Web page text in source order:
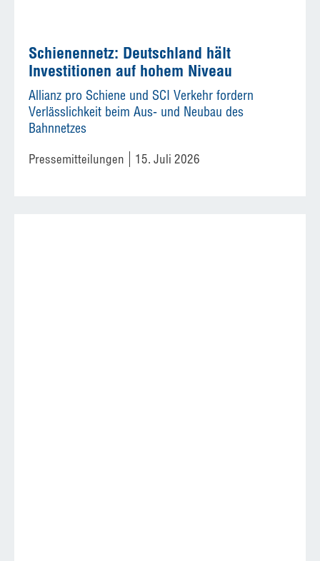
Schienennetz: Deutschland hält
Investitionen auf hohem Niveau
Allianz pro Schiene und SCI Verkehr fordern
Verlässlichkeit beim Aus- und Neubau des
Bahnnetzes
Pressemitteilungen 15. Juli 2026